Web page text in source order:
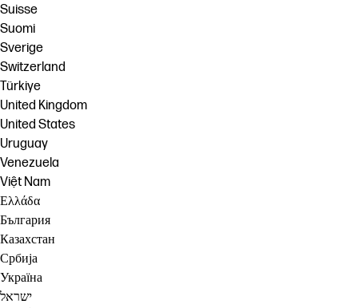
Suisse
Suomi
Sverige
Switzerland
Türkiye
United Kingdom
United States
Uruguay
Venezuela
Việt Nam
Ελλάδα
България
Казахстан
Србија
Україна
ישראל